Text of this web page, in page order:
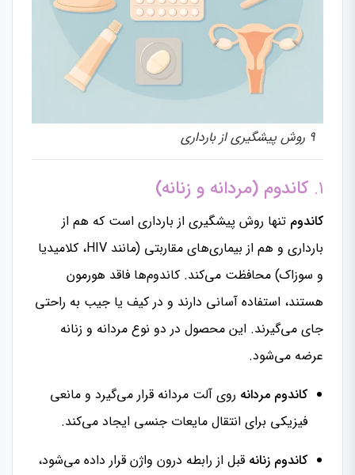
۹ روش پیشگیری از بارداری
۱. کاندوم (مردانه و زنانه)
کاندوم تنها روش پیشگیری از بارداری است که هم از
بارداری و هم از بیماری‌های مقاربتی (مانند HIV، کلامیدیا
و سوزاک) محافظت می‌کند. کاندوم‌ها فاقد هورمون
هستند، استفاده آسانی دارند و در کیف یا جیب به راحتی
جای می‌گیرند. این محصول در دو نوع مردانه و زنانه
عرضه می‌شود.
کاندوم مردانه روی آلت مردانه قرار می‌گیرد و مانعی
فیزیکی برای انتقال مایعات جنسی ایجاد می‌کند.
کاندوم زنانه قبل از رابطه درون واژن قرار داده می‌شود،